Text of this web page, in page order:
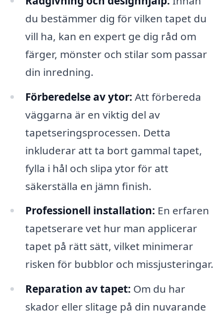
du bestämmer dig för vilken tapet du
vill ha, kan en expert ge dig råd om
färger, mönster och stilar som passar
din inredning.
Förberedelse av ytor: Att förbereda
väggarna är en viktig del av
tapetseringsprocessen. Detta
inkluderar att ta bort gammal tapet,
fylla i hål och slipa ytor för att
säkerställa en jämn finish.
Professionell installation: En erfaren
tapetserare vet hur man applicerar
tapet på rätt sätt, vilket minimerar
risken för bubblor och missjusteringar.
Reparation av tapet: Om du har
skador eller slitage på din nuvarande